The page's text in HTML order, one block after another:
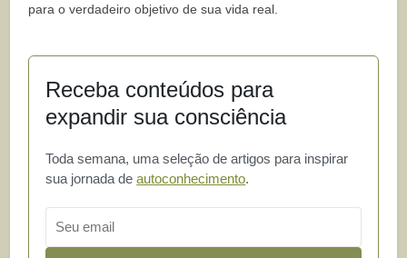
para o verdadeiro objetivo de sua vida real.
Receba conteúdos para
expandir sua consciência
Toda semana, uma seleção de artigos para inspirar
sua jornada deautoconhecimento.